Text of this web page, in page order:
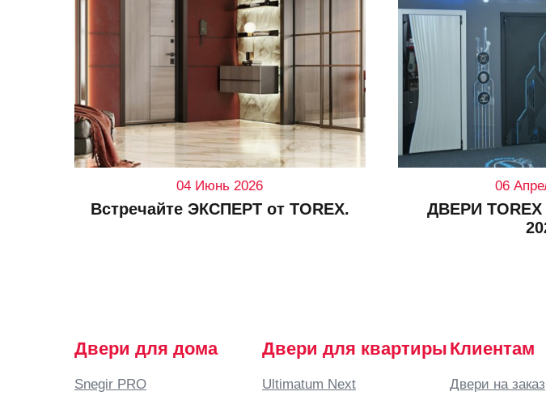
04 Июнь 2026
Встречайте ЭКСПЕРТ от TOREX.
06
ДВЕРИ TOREX
Двери для дома
Snegir PRO
Двери для квартиры
Ultimatum Next
Клиентам
Двери на заказ